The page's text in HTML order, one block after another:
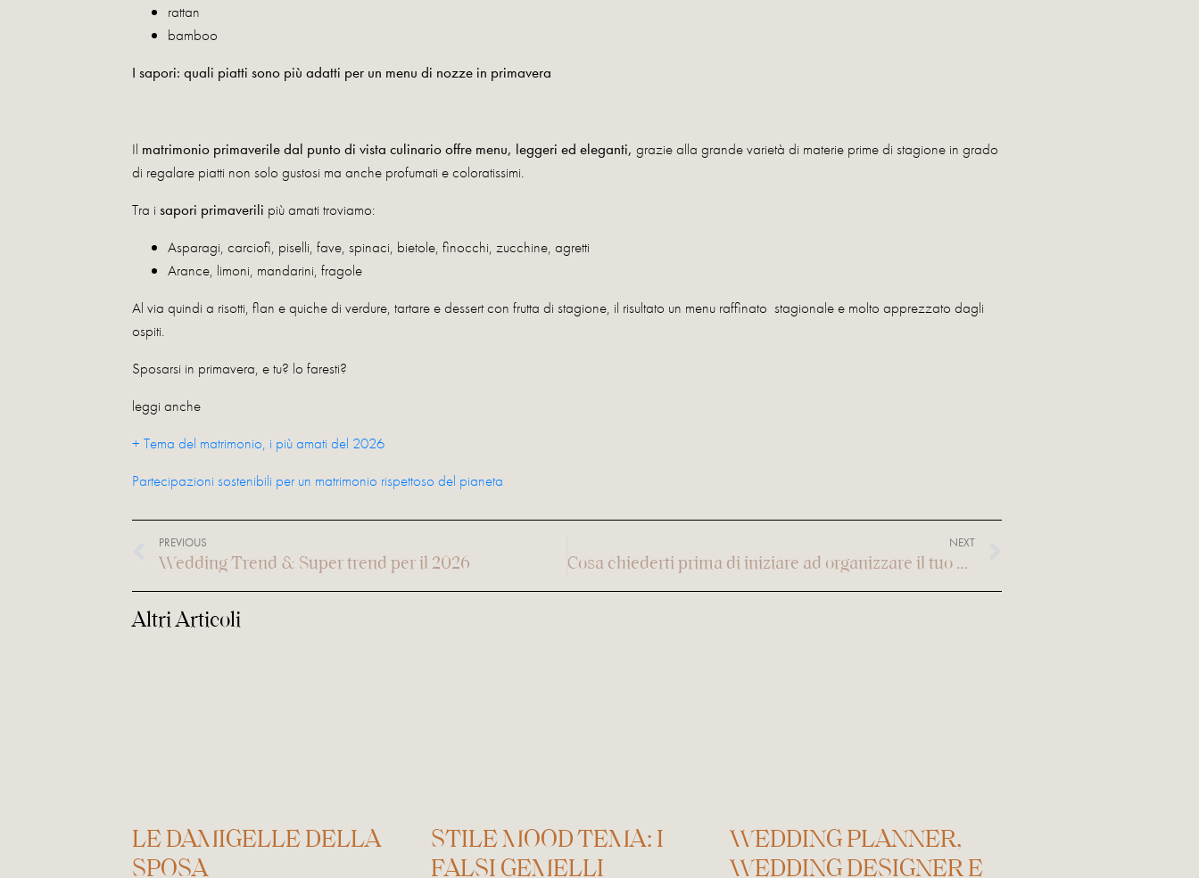
rattan
bamboo
I sapori: quali piatti sono più adatti per un menu di nozze in primavera
Il matrimonio primaverile dal punto di vista culinario offre menu, leggeri ed eleganti, grazie alla grande varietà di materie prime di stagione in grado
di regalare piatti non solo gustosi ma anche profumati e coloratissimi.
Tra i sapori primaverili più amati troviamo:
Asparagi, carciofi, piselli, fave, spinaci, bietole, finocchi, zucchine, agretti
Arance, limoni, mandarini, fragole
Al via quindi a risotti, flan e quiche di verdure, tartare e dessert con frutta di stagione, il risultato un menu raffinato stagionale e molto apprezzato dagli
ospiti.
Sposarsi in primavera, e tu? lo faresti?
leggi anche
+ Tema del matrimonio, i più amati del 2026
Partecipazioni sostenibili per un matrimonio rispettoso del pianeta
PREVIOUS
Wedding Trend & Super trend per il 2026
NEXT
Cosa chiederti prima di iniziare ad organizzare il tuo matrimonio
Altri Articoli
LE DAMIGELLE DELLA
SPOSA
STILE MOOD TEMA: I
FALSI GEMELLI
WEDDING PLANNER,
WEDDING DESIGNER E